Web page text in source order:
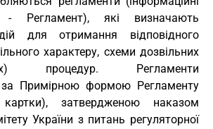
- Регламент), які визначають
дій для отримання відповідного
характеру, схеми дозвільних
процедур. Регламенти
за Примірною формою Регламенту
картки), затвердженою наказом
України з питань регуляторної